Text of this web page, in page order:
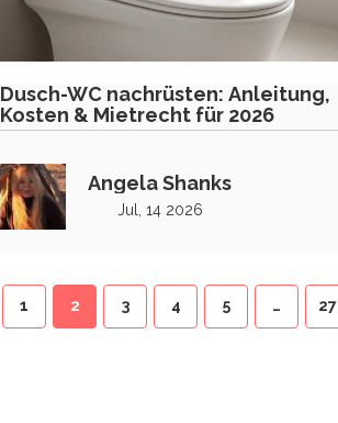
Dusch-WC nachrüsten: Anleitung,
Kosten & Mietrecht für 2026
Angela Shanks
Jul, 14 2026
1 2 3 4 5 … 27